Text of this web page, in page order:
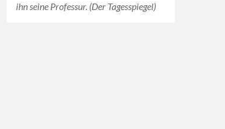
ihn seine Professur. (Der Tagesspiegel)